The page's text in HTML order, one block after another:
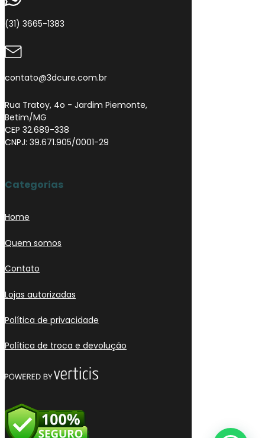
(31) 3665-1383
contato@3dcure.com.br
Rua Tratoy, 4o - Jardim Piemonte,
Betim/MG
CEP 32.689-338
CNPJ: 39.671.905/0001-29
Categorias
Home
Quem somos
Contato
Lojas autorizadas
Política de privacidade
Política de troca e devolução